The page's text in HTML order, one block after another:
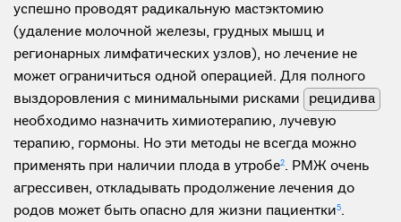
успешно проводят радикальную мастэктомию
(удаление молочной железы, грудных мышц и
регионарных лимфатических узлов), но лечение не
может ограничиться одной операцией. Для полного
выздоровления с минимальными рисками рецидива
необходимо назначить химиотерапию, лучевую
терапию, гормоны. Но эти методы не всегда можно
применять при наличии плода в утробе2. РМЖ очень
агрессивен, откладывать продолжение лечения до
родов может быть опасно для жизни пациентки5.